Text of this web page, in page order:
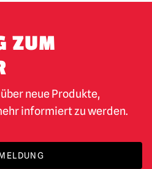
ZUM
neue Produkte,
informiert zu werden.